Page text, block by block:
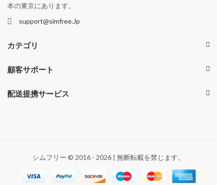
本の東京にあります。
support@simfree.Jp
カテゴリ
顧客サポート
配送提携サービス
シムフリー © 2016 - 2026 | 無断転載を禁じます。